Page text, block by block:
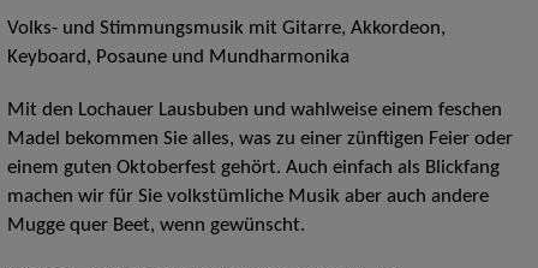
Volks- und Stimmungsmusik mit Gitarre, Akkordeon,
Keyboard, Posaune und Mundharmonika
Mit den Lochauer Lausbuben und wahlweise einem feschen
Madel bekommen Sie alles, was zu einer zünftigen Feier oder
einem guten Oktoberfest gehört. Auch einfach als Blickfang
machen wir für Sie volkstümliche Musik aber auch andere
Mugge quer Beet, wenn gewünscht.